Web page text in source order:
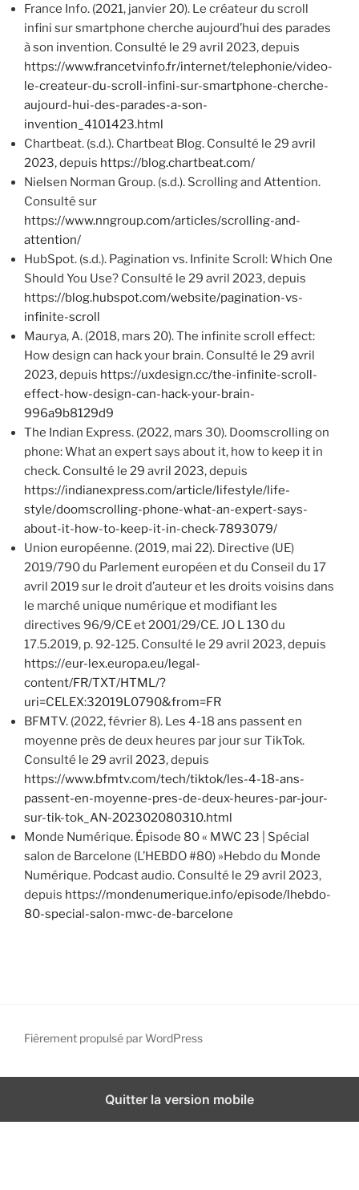
France Info. (2021, janvier 20). Le créateur du scroll
infini sur smartphone cherche aujourd’hui des parades
à son invention. Consulté le 29 avril 2023, depuis
https://www.francetvinfo.fr/internet/telephonie/video-
le-createur-du-scroll-infini-sur-smartphone-cherche-
aujourd-hui-des-parades-a-son-
invention_4101423.html
Chartbeat. (s.d.). Chartbeat Blog. Consulté le 29 avril
2023, depuis https://blog.chartbeat.com/
Nielsen Norman Group. (s.d.). Scrolling and Attention.
Consulté sur
https://www.nngroup.com/articles/scrolling-and-
attention/
HubSpot. (s.d.). Pagination vs. Infinite Scroll: Which One
Should You Use? Consulté le 29 avril 2023, depuis
https://blog.hubspot.com/website/pagination-vs-
infinite-scroll
Maurya, A. (2018, mars 20). The infinite scroll effect:
How design can hack your brain. Consulté le 29 avril
2023, depuis https://uxdesign.cc/the-infinite-scroll-
effect-how-design-can-hack-your-brain-
996a9b8129d9
The Indian Express. (2022, mars 30). Doomscrolling on
phone: What an expert says about it, how to keep it in
check. Consulté le 29 avril 2023, depuis
https://indianexpress.com/article/lifestyle/life-
style/doomscrolling-phone-what-an-expert-says-
about-it-how-to-keep-it-in-check-7893079/
Union européenne. (2019, mai 22). Directive (UE)
2019/790 du Parlement européen et du Conseil du 17
avril 2019 sur le droit d’auteur et les droits voisins dans
le marché unique numérique et modifiant les
directives 96/9/CE et 2001/29/CE. JO L 130 du
17.5.2019, p. 92-125. Consulté le 29 avril 2023, depuis
https://eur-lex.europa.eu/legal-
content/FR/TXT/HTML/?
uri=CELEX:32019L0790&from=FR
BFMTV. (2022, février 8). Les 4-18 ans passent en
moyenne près de deux heures par jour sur TikTok.
Consulté le 29 avril 2023, depuis
https://www.bfmtv.com/tech/tiktok/les-4-18-ans-
passent-en-moyenne-pres-de-deux-heures-par-jour-
sur-tik-tok_AN-202302080310.html
Monde Numérique. Épisode 80 « MWC 23 | Spécial
salon de Barcelone (L’HEBDO #80) »Hebdo du Monde
Numérique. Podcast audio. Consulté le 29 avril 2023,
depuis https://mondenumerique.info/episode/lhebdo-
80-special-salon-mwc-de-barcelone
Fièrement propulsé par WordPress
Quitter la version mobile